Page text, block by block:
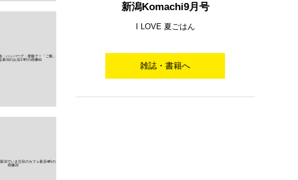
新潟Komachi9月号
I LOVE 夏ごはん
雑誌・書籍へ